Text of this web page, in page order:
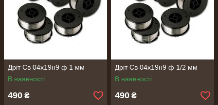
Дріт Св 04х19н9 ф 1 мм
В наявності
490 ₴
Дріт Св 04х19н9 ф 1/2 мм
В наявності
490 ₴